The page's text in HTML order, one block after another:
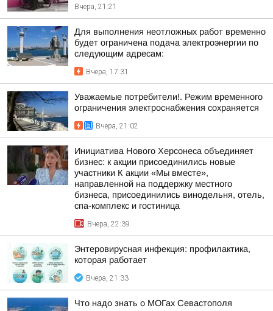
Вчера, 21:21
Для выполнения неотложных работ временно
будет ограничена подача электроэнергии по
следующим адресам:
Вчера, 17:31
Уважаемые потребители!. Режим временного
ограничения электроснабжения сохраняется
Вчера, 21:02
Инициатива Нового Херсонеса объединяет
бизнес: к акции присоединились новые
участники К акции «Мы вместе»,
направленной на поддержку местного
бизнеса, присоединились винодельня, отель,
спа-комплекс и гостиница
Вчера, 22:39
Энтеровирусная инфекция: профилактика,
которая работает
Вчера, 21:33
Что надо знать о МОГах Севастополя